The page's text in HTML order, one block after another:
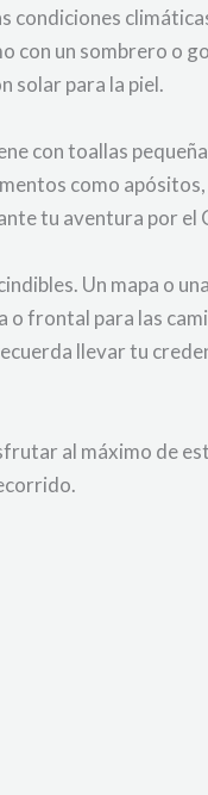
condiciones
con un sombrero o
solar para la piel.
con toallas
como
tu aventura por el
Un mapa o
frontal para las
llevar tu
al máximo de